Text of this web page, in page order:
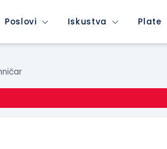
Poslovi Iskustva Plate